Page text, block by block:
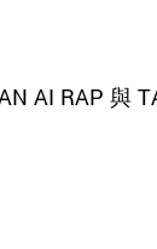
AI RAP 與